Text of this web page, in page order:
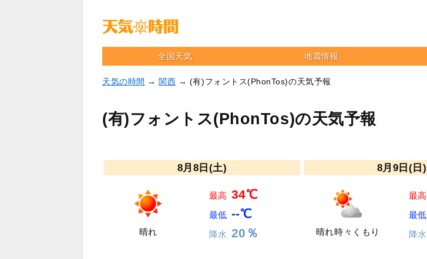
全国天気 地震情報
天気の時間 → 関西 → (有)フォントス(PhonTos)の天気予報
(有)フォントス(PhonTos)の天気予報
8月8日(土)
晴れ
最高 34℃
最低 --℃
降水 20％
8月9日(日)
晴れ時々くもり
最高
最低
降水